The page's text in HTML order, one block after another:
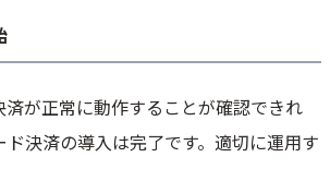
が正常に動作することが確認できれ
決済の導入は完了です。適切に運用す